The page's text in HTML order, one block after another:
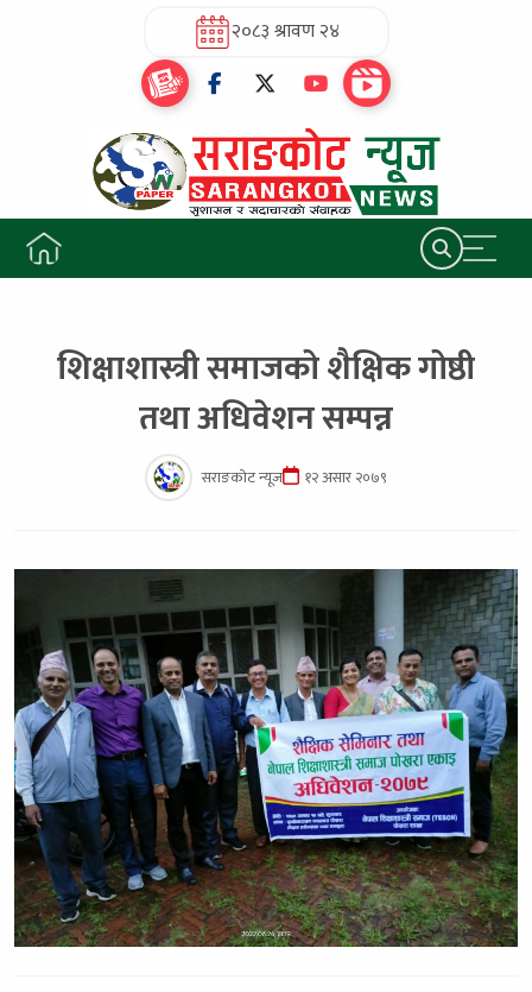
२०८३ श्रावण २४
शिक्षाशास्त्री समाजको शैक्षिक गोष्ठी
तथा अधिवेशन सम्पन्न
सराङकोट न्यूज १२ असार २०७९